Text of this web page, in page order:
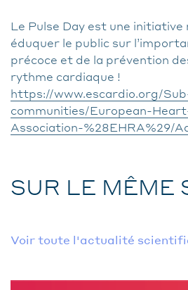
Le Pulse Day est une initiative
éduquer le public sur
précoce et de la prévention
rythme cardiaque !
https://www.escardio.org/
communities/European-
Association-%28EHRA%29/
SUR LE MÊME
Voir toute l'actualité